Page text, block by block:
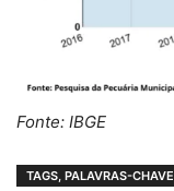
Fonte: IBGE
TAGS, PALAVRAS-CHAVE